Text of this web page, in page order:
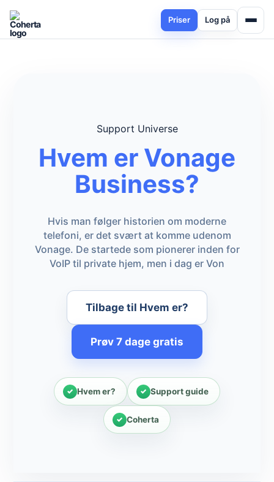
Priser Log på
Support Universe
Hvem er Vonage
Business?
Hvis man følger historien om moderne
telefoni, er det svært at komme udenom
Vonage. De startede som pionerer inden for
VoIP til private hjem, men i dag er Von
Tilbage til Hvem er?
Prøv 7 dage gratis
Hvem er? Support guide
Coherta